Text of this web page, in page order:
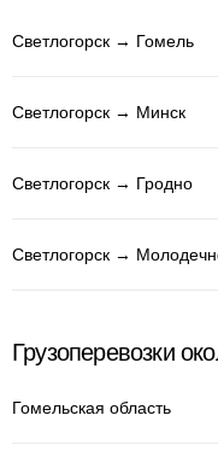
Светлогорск → Гомель
Светлогорск → Минск
Светлогорск → Гродно
Светлогорск →
Грузоперевозки
Гомельская область